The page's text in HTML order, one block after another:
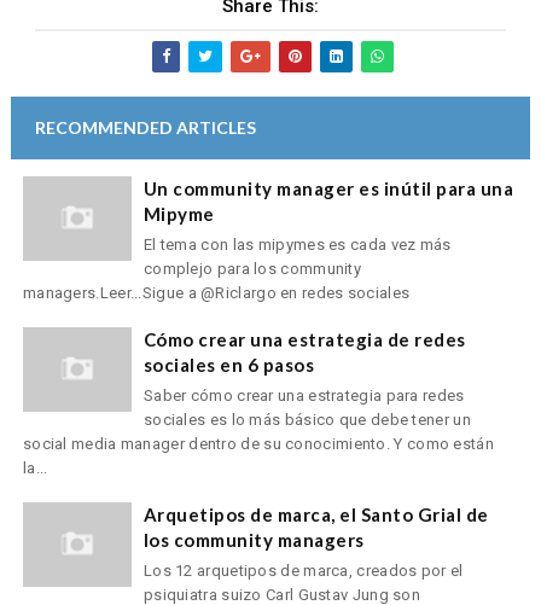
Share This:
RECOMMENDED ARTICLES
Un community manager es inútil para una
Mipyme
El tema con las mipymes es cada vez más
complejo para los community
managers.Leer...Sigue a @Riclargo en redes sociales
Cómo crear una estrategia de redes
sociales en 6 pasos
Saber cómo crear una estrategia para redes
sociales es lo más básico que debe tener un
social media manager dentro de su conocimiento. Y como están
la...
Arquetipos de marca, el Santo Grial de
los community managers
Los 12 arquetipos de marca, creados por el
psiquiatra suizo Carl Gustav Jung son